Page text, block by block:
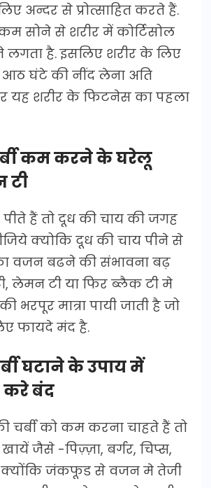
अन्दर से प्रोत्साहित करते हैं.
सोने से शरीर में कोर्टिसोल
है. इसलिए शरीर के लिए
आठ घंटे की नींद लेना अति
शरीर के फिटनेस का पहला
कम करने के घरेलू
टी
हैं तो दूध की चाय की जगह
क्योकि दूध की चाय पीने से
वजन बढने की संभावना बढ़
लेमन टी या फिर ब्लैक टी मे
भरपूर मात्रा पायी जाती है जो
फायदे मंद है.
घटाने के उपाय में
बंद
चर्बी को कम करना चाहते हैं तो
जैसे -पिज़्ज़ा, बर्गर, चिप्स,
क्योंकि जंकफूड से वजन मे तेजी